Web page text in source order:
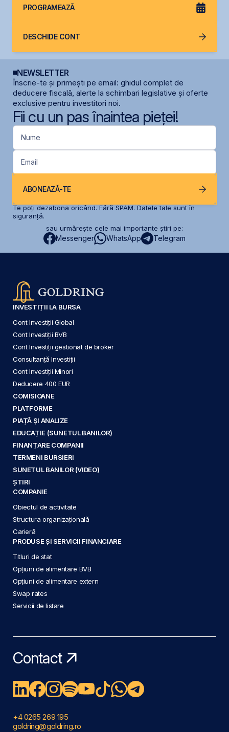
PROGRAMEAZĂ
DESCHIDE CONT
NEWSLETTER
Înscrie-te și primești pe email: ghidul complet de
deducere fiscală, alerte la schimbari legislative și oferte
exclusive pentru investitori noi.
Fii cu un pas înaintea pieței!
Nume
Email
ABONEAZĂ-TE
Te poți dezabona oricând. Fără SPAM. Datele tale sunt în
siguranță.
sau urmărește cele mai importante știri pe:
Messenger WhatsApp Telegram
INVESTIȚII LA BURSA
Cont Investiții Global
Cont Investiții BVB
Cont Investiții gestionat de broker
Consultanță Investiții
Cont Investiții Minori
Deducere 400 EUR
COMISIOANE
PLATFORME
PIAȚĂ ȘI ANALIZE
EDUCAȚIE (SUNETUL BANILOR)
FINANȚARE COMPANII
TERMENI BURSIERI
SUNETUL BANILOR (VIDEO)
ȘTIRI
COMPANIE
Obiectul de activitate
Structura organizațională
Carieră
PRODUSE ȘI SERVICII FINANCIARE
Titluri de stat
Opțiuni de alimentare BVB
Opțiuni de alimentare extern
Swap rates
Servicii de listare
Contact
+4 0265 269 195
goldring@goldring.ro